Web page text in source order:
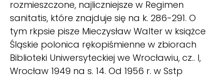
rozmieszczone, najliczniejsze w Regimen
sanitatis, które znajduje się na k. 286-291. O
tym rkpsie pisze Mieczysław Walter w książce
Śląskie polonica rękopiśmienne w zbiorach
Biblioteki Uniwersyteckiej we Wrocławiu, cz.. I,
Wrocław 1949 na s. 14. Od 1956 r. w Sstp